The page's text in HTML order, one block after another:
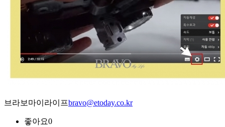
브라보마이라이프bravo@etoday.co.kr
좋아요0